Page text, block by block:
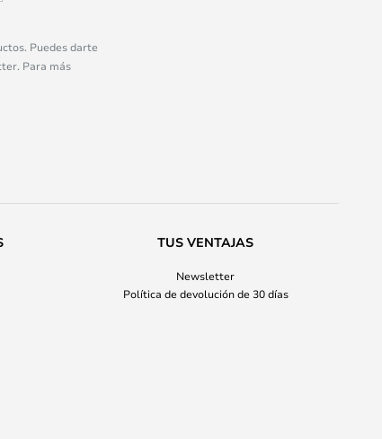
Puedes darte
Para más
TUS VENTAJAS
Newsletter
Política de devolución de 30 días